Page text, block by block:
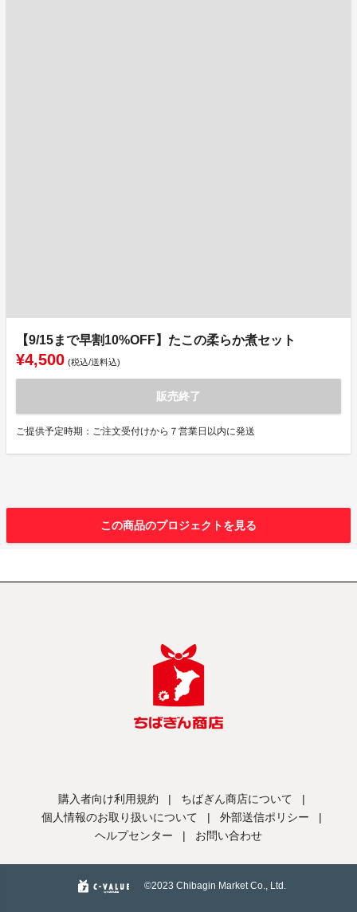
【9/15まで早割10%OFF】たこの柔らか煮セット
¥4,500 (税込/送料込)
販売終了
ご提供予定時期：ご注文受付けから７営業日以内に発送
この商品のプロジェクトを見る
購入者向け利用規約 | ちばぎん商店について
|
個人情報のお取り扱いについて
| 外部送信ポリシー
|
ヘルプセンター
| お問い合わせ
©️2023 Chibagin Market Co., Ltd.